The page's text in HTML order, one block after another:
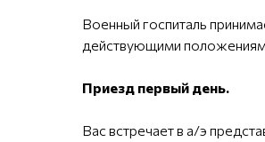
Военный госпиталь
действующими
Приезд первый день.
Вас встречает в а/э